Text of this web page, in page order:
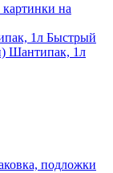
на
Быстрый
Шантипак, 1л
подложки